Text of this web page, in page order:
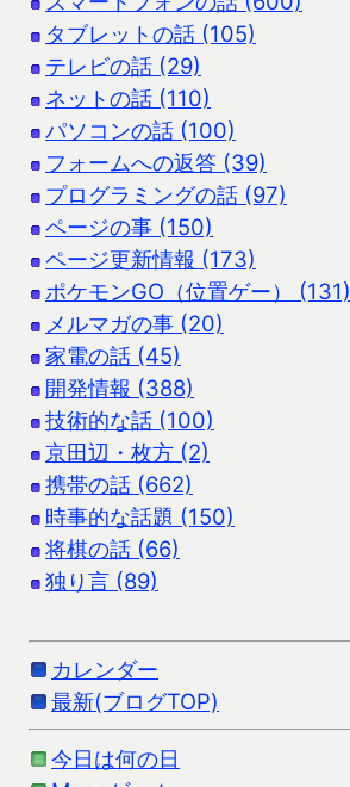
タブレットの話 (105)
テレビの話 (29)
ネットの話 (110)
パソコンの話 (100)
フォームへの返答 (39)
プログラミングの話 (97)
ページの事 (150)
ページ更新情報 (173)
ポケモンGO（位置ゲー） (131)
メルマガの事 (20)
家電の話 (45)
開発情報 (388)
技術的な話 (100)
京田辺・枚方 (2)
携帯の話 (662)
時事的な話題 (150)
将棋の話 (66)
独り言 (89)
カレンダー
最新(ブログTOP)
今日は何の日